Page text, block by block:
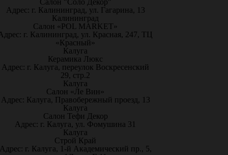
Салон "Соло Декор"
Адрес: г. Калининград, ул. Гагарина, 13
Калининград
Салон «POL MARKET»
г. Калининград, ул. Красная, 247, ТЦ
«Красный»
Калуга
Керамика Люкс
Адрес: г. Калуга, переулок Воскресенский
29, стр.2
Калуга
Салон «Ле Вин»
Адрес: Калуга, Правобережный проезд, 13
Калуга
Салон Тефи Декор
Адрес: г. Калуга, ул. Фомушина 31
Калуга
Строй Край
г. Калуга, 1-й Академический пр., 5,